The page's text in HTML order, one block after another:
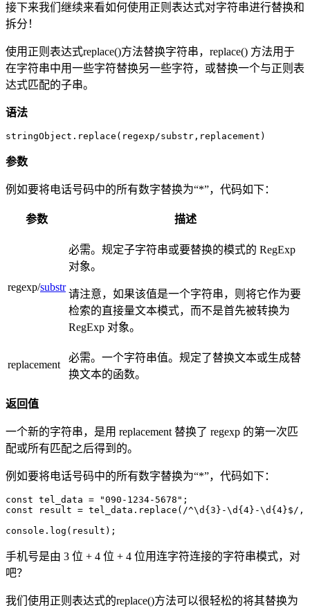
接下来我们继续来看如何使用正则表达式对字符串进行替换和
拆分！
使用正则表达式replace()方法替换字符串，replace() 方法用于
在字符串中用一些字符替换另一些字符，或替换一个与正则表
达式匹配的子串。
语法
stringObject.replace(regexp/substr,replacement)
参数
例如要将电话号码中的所有数字替换为“*”，代码如下：
参数 描述
regexp/substr
必需。规定子字符串或要替换的模式的 RegExp
对象。
请注意，如果该值是一个字符串，则将它作为要
检索的直接量文本模式，而不是首先被转换为
RegExp 对象。
replacement
必需。一个字符串值。规定了替换文本或生成替
换文本的函数。
返回值
一个新的字符串，是用 replacement 替换了 regexp 的第一次匹
配或所有匹配之后得到的。
例如要将电话号码中的所有数字替换为“*”，代码如下：
const tel_data = "090-1234-5678";
const result = tel_data.replace(/^\d{3}-\d{4}-
console.log(result);
手机号是由 3 位 + 4 位 + 4 位用连字符连接的字符串模式，对
吧？
我们使用正则表达式的replace()方法可以很轻松的将其替换为